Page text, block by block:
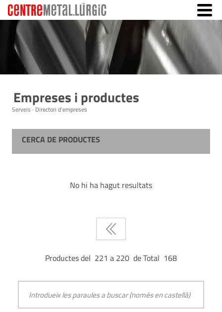
Empreses i productes
Serveis · Directori d'empreses
CERCA DE PRODUCTES
No hi ha hagut resultats
Productes del 221 a 220 de Total 168